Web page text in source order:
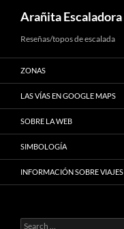
to
content
Arañita Escaladora
Reseñas/topos de escalada
ZONAS
LAS VÍAS EN GOOGLE MAPS
SOBRE LA WEB
SIMBOLOGÍA
INFORMACIÓN SOBRE VIAJES
Search